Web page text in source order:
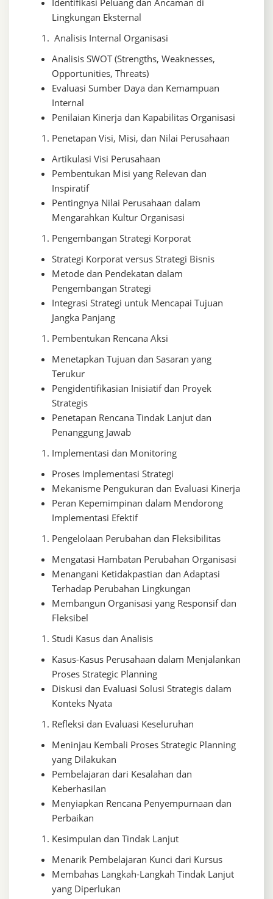
Lingkungan Eksternal
Analisis Internal Organisasi
Analisis SWOT (Strengths, Weaknesses,
Opportunities, Threats)
Evaluasi Sumber Daya dan Kemampuan
Internal
Penilaian Kinerja dan Kapabilitas Organisasi
Penetapan Visi, Misi, dan Nilai Perusahaan
Artikulasi Visi Perusahaan
Pembentukan Misi yang Relevan dan
Inspiratif
Pentingnya Nilai Perusahaan dalam
Mengarahkan Kultur Organisasi
Pengembangan Strategi Korporat
Strategi Korporat versus Strategi Bisnis
Metode dan Pendekatan dalam
Pengembangan Strategi
Integrasi Strategi untuk Mencapai Tujuan
Jangka Panjang
Pembentukan Rencana Aksi
Menetapkan Tujuan dan Sasaran yang
Terukur
Pengidentifikasian Inisiatif dan Proyek
Strategis
Penetapan Rencana Tindak Lanjut dan
Penanggung Jawab
Implementasi dan Monitoring
Proses Implementasi Strategi
Mekanisme Pengukuran dan Evaluasi Kinerja
Peran Kepemimpinan dalam Mendorong
Implementasi Efektif
Pengelolaan Perubahan dan Fleksibilitas
Mengatasi Hambatan Perubahan Organisasi
Menangani Ketidakpastian dan Adaptasi
Terhadap Perubahan Lingkungan
Membangun Organisasi yang Responsif dan
Fleksibel
Studi Kasus dan Analisis
Kasus-Kasus Perusahaan dalam Menjalankan
Proses Strategic Planning
Diskusi dan Evaluasi Solusi Strategis dalam
Konteks Nyata
Refleksi dan Evaluasi Keseluruhan
Meninjau Kembali Proses Strategic Planning
yang Dilakukan
Pembelajaran dari Kesalahan dan
Keberhasilan
Menyiapkan Rencana Penyempurnaan dan
Perbaikan
Kesimpulan dan Tindak Lanjut
Menarik Pembelajaran Kunci dari Kursus
Membahas Langkah-Langkah Tindak Lanjut
yang Diperlukan